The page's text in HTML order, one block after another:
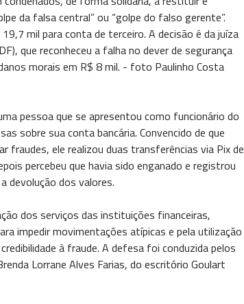
da falsa central” ou “golpe do falso gerente”.
mil para conta de terceiro. A decisão é da juíza
que reconheceu a falha no dever de segurança
morais em R$ 8 mil. - foto Paulinho Costa
pessoa que se apresentou como funcionário do
sobre sua conta bancária. Convencido de que
fraudes, ele realizou duas transferências via Pix de
percebeu que havia sido enganado e registrou
devolução dos valores.
dos serviços das instituições financeiras,
impedir movimentações atípicas e pela utilização
à fraude. A defesa foi conduzida pelos
Lorrane Alves Farias, do escritório Goulart